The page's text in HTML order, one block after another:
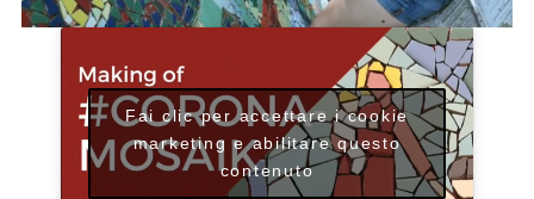
Fai clic per accettare i cookie
marketing e abilitare questo
contenuto